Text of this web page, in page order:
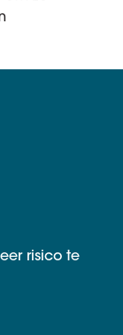
risico te